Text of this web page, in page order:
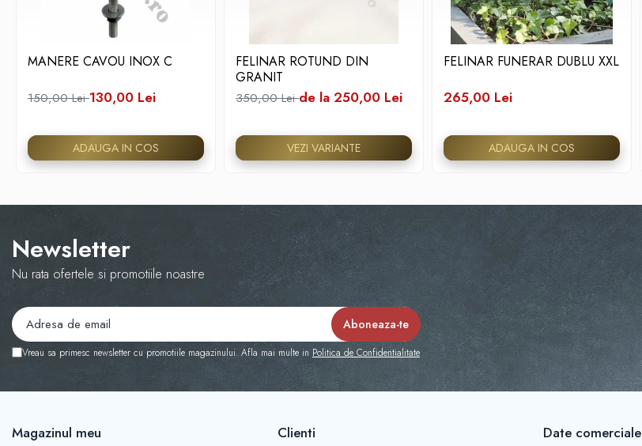
MANERE CAVOU INOX C
150,00 Lei130,00 Lei
ADAUGA IN COS
FELINAR ROTUND DIN
GRANIT
350,00 Leide la 250,00 Lei
VEZI VARIANTE
FELINAR FUNERAR DUBLU XXL
265,00 Lei
ADAUGA IN COS
Newsletter
Nu rata ofertele si promotiile noastre
Vreau sa primesc newsletter cu promotiile magazinului. Afla mai multe in Politica de Confidentialitate
Magazinul meu Clienti Date comerciale